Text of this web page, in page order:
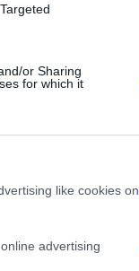
or Sharing
for which it
like cookies on
advertising